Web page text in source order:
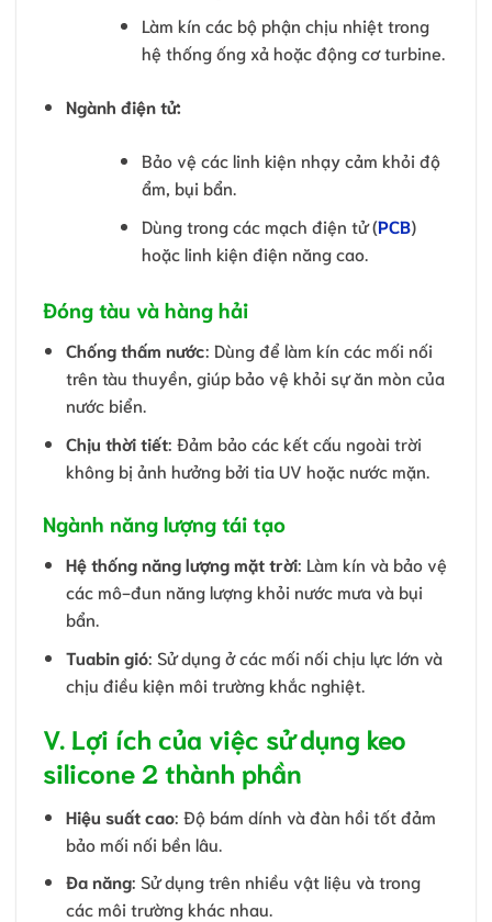
Làm kín các bộ phận chịu nhiệt trong
hệ thống ống xả hoặc động cơ turbine.
Ngành điện tử:
Bảo vệ các linh kiện nhạy cảm khỏi độ
ẩm, bụi bẩn.
Dùng trong các mạch điện tử (PCB)
hoặc linh kiện điện năng cao.
Đóng tàu và hàng hải
Chống thấm nước: Dùng để làm kín các mối nối
trên tàu thuyền, giúp bảo vệ khỏi sự ăn mòn của
nước biển.
Chịu thời tiết: Đảm bảo các kết cấu ngoài trời
không bị ảnh hưởng bởi tia UV hoặc nước mặn.
Ngành năng lượng tái tạo
Hệ thống năng lượng mặt trời: Làm kín và bảo vệ
các mô-đun năng lượng khỏi nước mưa và bụi
bẩn.
Tuabin gió: Sử dụng ở các mối nối chịu lực lớn và
chịu điều kiện môi trường khắc nghiệt.
V. Lợi ích của việc sử dụng keo
silicone 2 thành phần
Hiệu suất cao: Độ bám dính và đàn hồi tốt đảm
bảo mối nối bền lâu.
Đa năng: Sử dụng trên nhiều vật liệu và trong
các môi trường khác nhau.